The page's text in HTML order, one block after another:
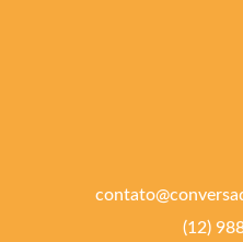
(12)